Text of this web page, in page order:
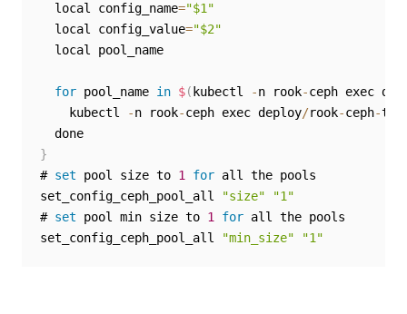
  local config_name
="$1"
  local config_value
="$2"
  local pool_name
for pool_name in $( kubectl -n rook-ceph exec
    kubectl
-n rook-ceph exec deploy/rook-ceph-
}
# set pool size to 1 for all the pools
set_config_ceph_pool_all
"size"
"1"
# set pool min size to 1 for all the pools
set_config_ceph_pool_all
"min_size" "1"